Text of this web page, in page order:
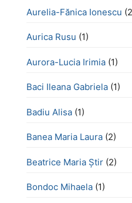
Aurelia-Fănica Ionescu
Aurica Rusu (1)
Aurora-Lucia Irimia (1)
Baci Ileana Gabriela (1)
Badiu Alisa (1)
Banea Maria Laura (2)
Beatrice Maria Știr (2)
Bondoc Mihaela (1)